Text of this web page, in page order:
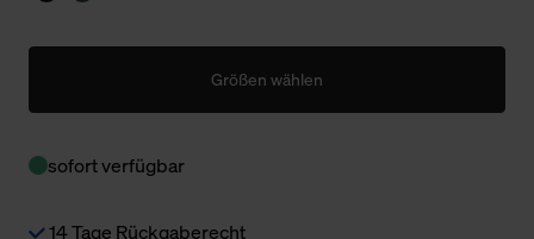
Größen wählen
sofort verfügbar
14 Tage Rückgaberecht